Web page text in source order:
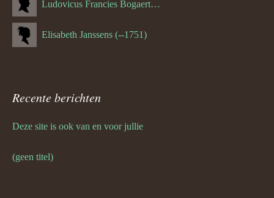
Ludovicus Francies Bogaert (--1825)
Elisabeth Janssens (--1751)
Recente berichten
Deze site is ook van en voor jullie
(geen titel)